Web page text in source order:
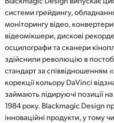
системи грейдингу,
моніторингу відео,
відеомікшери, дискові
осцилографи та сканери
здійснили революцію в
стандарт за співвідношенням
корекції кольору DaVinci
займають лідируючі позиції на
1984 року. Blackmagic Design
інноваційні продукти, у тому